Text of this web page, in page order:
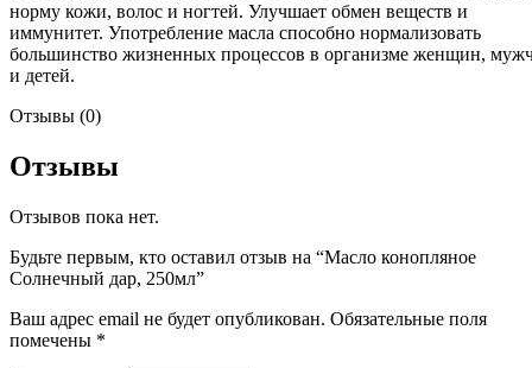
норму кожи, волос и ногтей. Улучшает обмен веществ и
иммунитет. Употребление масла способно нормализовать
большинство жизненных процессов в организме женщин,
и детей.
Отзывы (0)
Отзывы
Отзывов пока нет.
Будьте первым, кто оставил отзыв на “Масло конопляное
Солнечный дар, 250мл”
Ваш адрес email не будет опубликован. Обязательные поля
помечены *